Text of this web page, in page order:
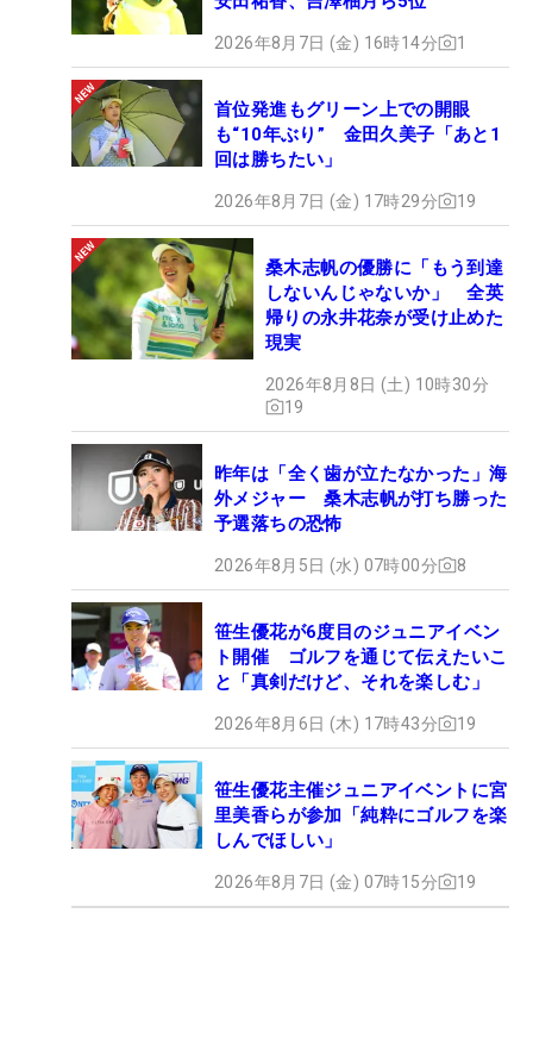
2026年8月7日 (金) 16時14分 1
首位発進もグリーン上での開眼
も“10年ぶり” 金田久美子「あと1
回は勝ちたい」
2026年8月7日 (金) 17時29分 19
桑木志帆の優勝に「もう到達
しないんじゃないか」 全英
帰りの永井花奈が受け止めた
現実
2026年8月8日 (土) 10時30分
19
昨年は「全く歯が立たなかった」海
外メジャー 桑木志帆が打ち勝った
予選落ちの恐怖
2026年8月5日 (水) 07時00分 8
笹生優花が6度目のジュニアイベン
ト開催 ゴルフを通じて伝えたいこ
と「真剣だけど、それを楽しむ」
2026年8月6日 (木) 17時43分 19
笹生優花主催ジュニアイベントに宮
里美香らが参加「純粋にゴルフを楽
しんでほしい」
2026年8月7日 (金) 07時15分 19